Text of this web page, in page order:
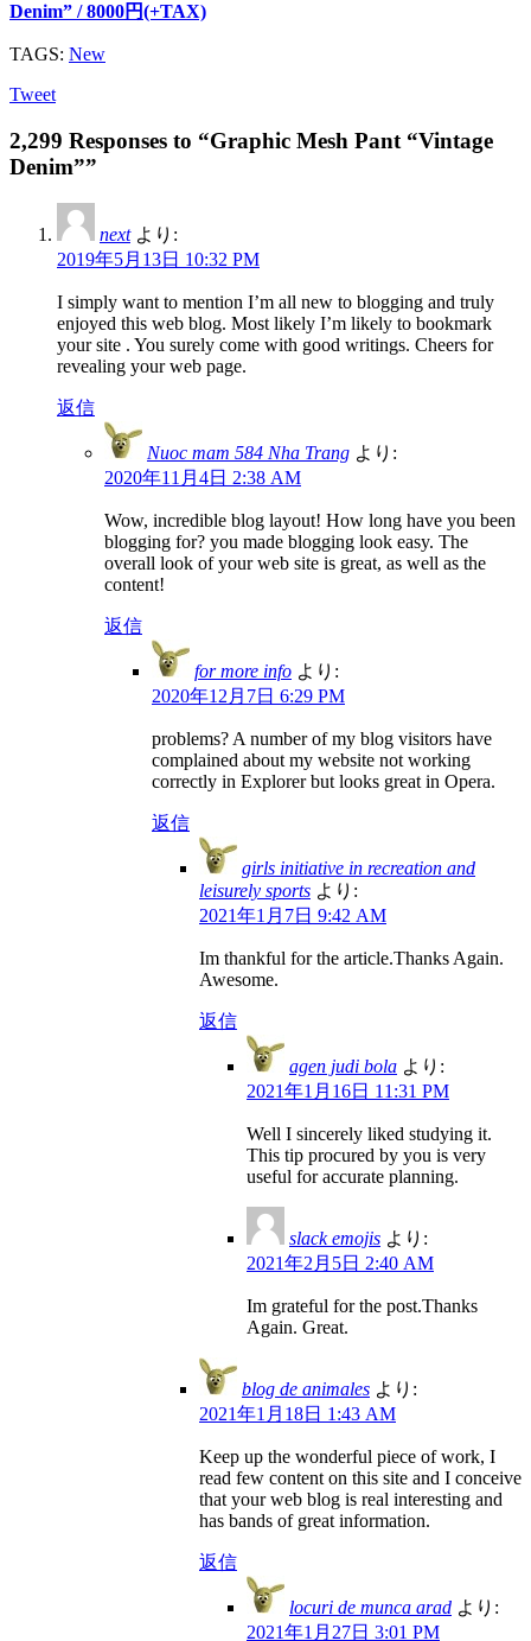
Denim” / 8000円(+TAX)
TAGS: New
Tweet
2,299 Responses to “Graphic Mesh Pant “Vintage
Denim””
next より:
2019年5月13日 10:32 PM
I simply want to mention I’m all new to blogging and truly
enjoyed this web blog. Most likely I’m likely to bookmark
your site . You surely come with good writings. Cheers for
revealing your web page.
返信
Nuoc mam 584 Nha Trang より:
2020年11月4日 2:38 AM
Wow, incredible blog layout! How long have you been
blogging for? you made blogging look easy. The
overall look of your web site is great, as well as the
content!
返信
for more info より:
2020年12月7日 6:29 PM
problems? A number of my blog visitors have
complained about my website not working
correctly in Explorer but looks great in Opera.
返信
girls initiative in recreation and
leisurely sports より:
2021年1月7日 9:42 AM
Im thankful for the article.Thanks Again.
Awesome.
返信
agen judi bola より:
2021年1月16日 11:31 PM
Well I sincerely liked studying it.
This tip procured by you is very
useful for accurate planning.
slack emojis より:
2021年2月5日 2:40 AM
Im grateful for the post.Thanks
Again. Great.
blog de animales より:
2021年1月18日 1:43 AM
Keep up the wonderful piece of work, I
read few content on this site and I conceive
that your web blog is real interesting and
has bands of great information.
返信
locuri de munca arad より:
2021年1月27日 3:01 PM